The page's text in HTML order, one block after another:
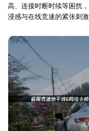
高、连接时断时续等困扰
浸感与在线竞速的紧张刺激